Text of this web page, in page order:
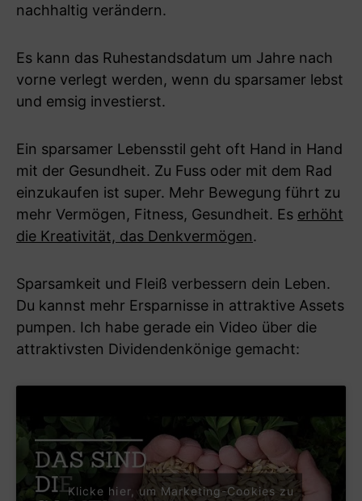
nachhaltig verändern.
Es kann das Ruhestandsdatum um Jahre nach
vorne verlegt werden, wenn du sparsamer lebst
und emsig investierst.
Ein sparsamer Lebensstil geht oft Hand in Hand
mit der Gesundheit. Zu Fuss oder mit dem Rad
einzukaufen ist super. Mehr Bewegung führt zu
mehr Vermögen, Fitness, Gesundheit. Es erhöht
die Kreativität, das Denkvermögen.
Sparsamkeit und Fleiß verbessern dein Leben.
Du kannst mehr Ersparnisse in attraktive Assets
pumpen. Ich habe gerade ein Video über die
attraktivsten Dividendenkönige gemacht:
Klicke hier, um Marketing-Cookies zu